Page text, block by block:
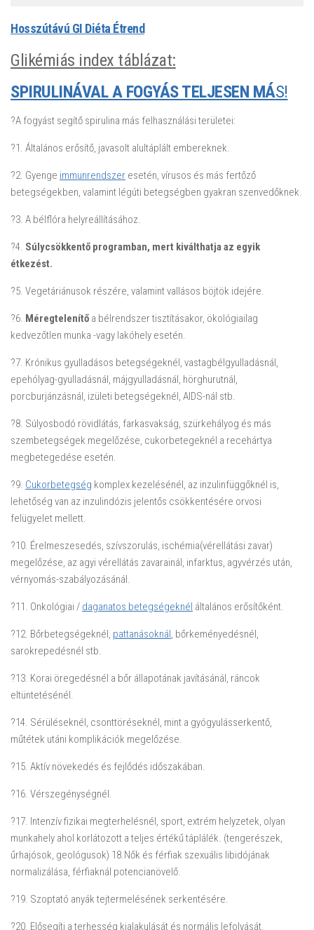
Hosszútávú GI Diéta Étrend
Glikémiás index táblázat:
SPIRULINÁVAL A FOGYÁS TELJESEN MÁS!
?A fogyást segítő spirulina más felhasználási területei:
?1. Általános erősítő, javasolt alultáplált embereknek.
?2. Gyenge immunrendszer esetén, vírusos és más fertőző
betegségekben, valamint légúti betegségben gyakran szenvedőknek.
?3. A bélflóra helyreállításához.
?4. Súlycsökkentő programban, mert kiválthatja az egyik
étkezést.
?5. Vegetáriánusok részére, valamint vallásos böjtök idejére.
?6. Méregtelenítő a bélrendszer tisztításakor, ökológiailag
kedvezőtlen munka -vagy lakóhely esetén.
?7. Krónikus gyulladásos betegségeknél, vastagbélgyulladásnál,
epehólyag-gyulladásnál, májgyulladásnál, hörghurutnál,
porcburjánzásnál, izületi betegségeknél, AIDS-nál stb.
?8. Súlyosbodó rövidlátás, farkasvakság, szürkehályog és más
szembetegségek megelőzése, cukorbetegeknél a recehártya
megbetegedése esetén.
?9. Cukorbetegség komplex kezelésénél, az inzulinfüggőknél is,
lehetőség van az inzulindózis jelentős csökkentésére orvosi
felügyelet mellett.
?10. Érelmeszesedés, szívszorulás, ischémia(vérellátási zavar)
megelőzése, az agyi vérellátás zavarainál, infarktus, agyvérzés után,
vérnyomás-szabályozásánál.
?11. Onkológiai / daganatos betegségeknél általános erősítőként.
?12. Bőrbetegségeknél, pattanásoknál, bőrkeményedésnél,
sarokrepedésnél stb.
?13. Korai öregedésnél a bőr állapotának javításánál, ráncok
eltüntetésénél.
?14. Sérüléseknél, csonttöréseknél, mint a gyógyulásserkentő,
műtétek utáni komplikációk megelőzése.
?15. Aktív növekedés és fejlődés időszakában.
?16. Vérszegénységnél.
?17. Intenzív fizikai megterhelésnél, sport, extrém helyzetek, olyan
munkahely ahol korlátozott a teljes értékű táplálék. (tengerészek,
űrhajósok, geológusok) 18.Nők és férfiak szexuális libidójának
normalizálása, férfiaknál potencianövelő.
?19. Szoptató anyák tejtermelésének serkentésére.
?20. Elősegíti a terhesség kialakulását és normális lefolyását.